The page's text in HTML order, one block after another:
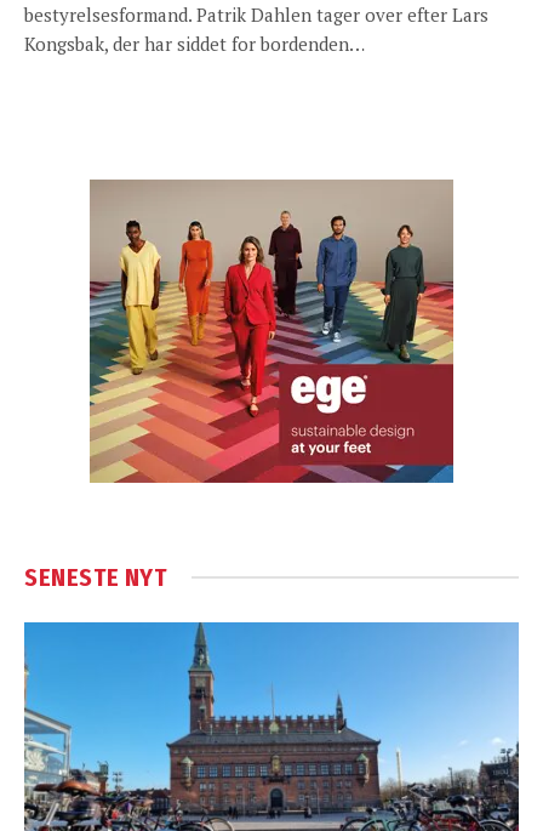
bestyrelsesformand. Patrik Dahlen tager over efter Lars
Kongsbak, der har siddet for bordenden…
SENESTE NYT